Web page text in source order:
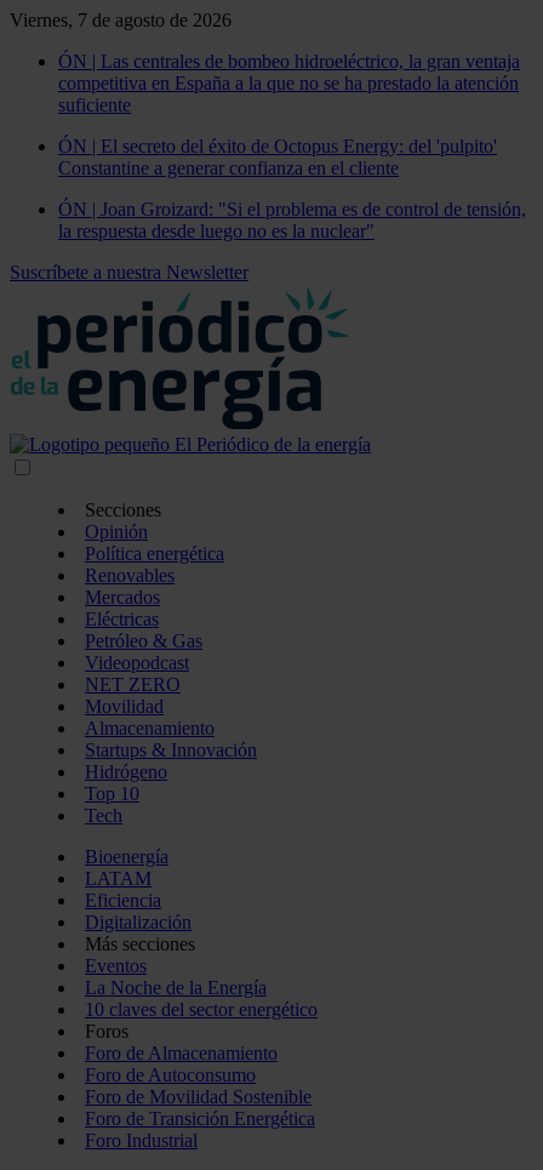
Viernes, 7 de agosto de 2026
ÓN | Las centrales de bombeo hidroeléctrico, la gran ventaja
competitiva en España a la que no se ha prestado la atención
suficiente
ÓN | El secreto del éxito de Octopus Energy: del 'pulpito'
Constantine a generar confianza en el cliente
ÓN | Joan Groizard: "Si el problema es de control de tensión,
la respuesta desde luego no es la nuclear"
Suscríbete a nuestra Newsletter
Secciones
Opinión
Política energética
Renovables
Mercados
Eléctricas
Petróleo & Gas
Videopodcast
NET ZERO
Movilidad
Almacenamiento
Startups & Innovación
Hidrógeno
Top 10
Tech
Bioenergía
LATAM
Eficiencia
Digitalización
Más secciones
Eventos
La Noche de la Energía
10 claves del sector energético
Foros
Foro de Almacenamiento
Foro de Autoconsumo
Foro de Movilidad Sostenible
Foro de Transición Energética
Foro Industrial